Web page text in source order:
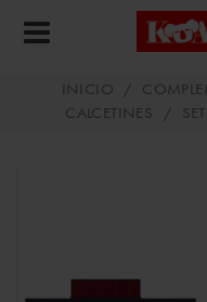
INICIO /
CALCETINES
/